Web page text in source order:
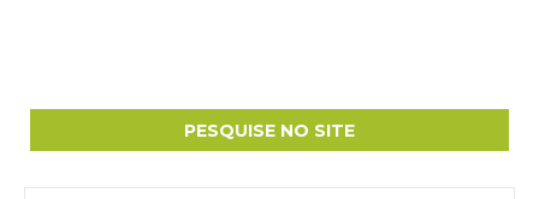
PESQUISE NO SITE